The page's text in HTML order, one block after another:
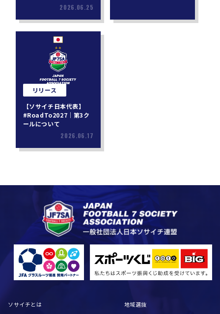
2026.06.25
リリース
【ソサイチ日本代表】
#RoadTo2027｜第3ク
ールについて
2026.06.17
ソサイチとは
地域選抜